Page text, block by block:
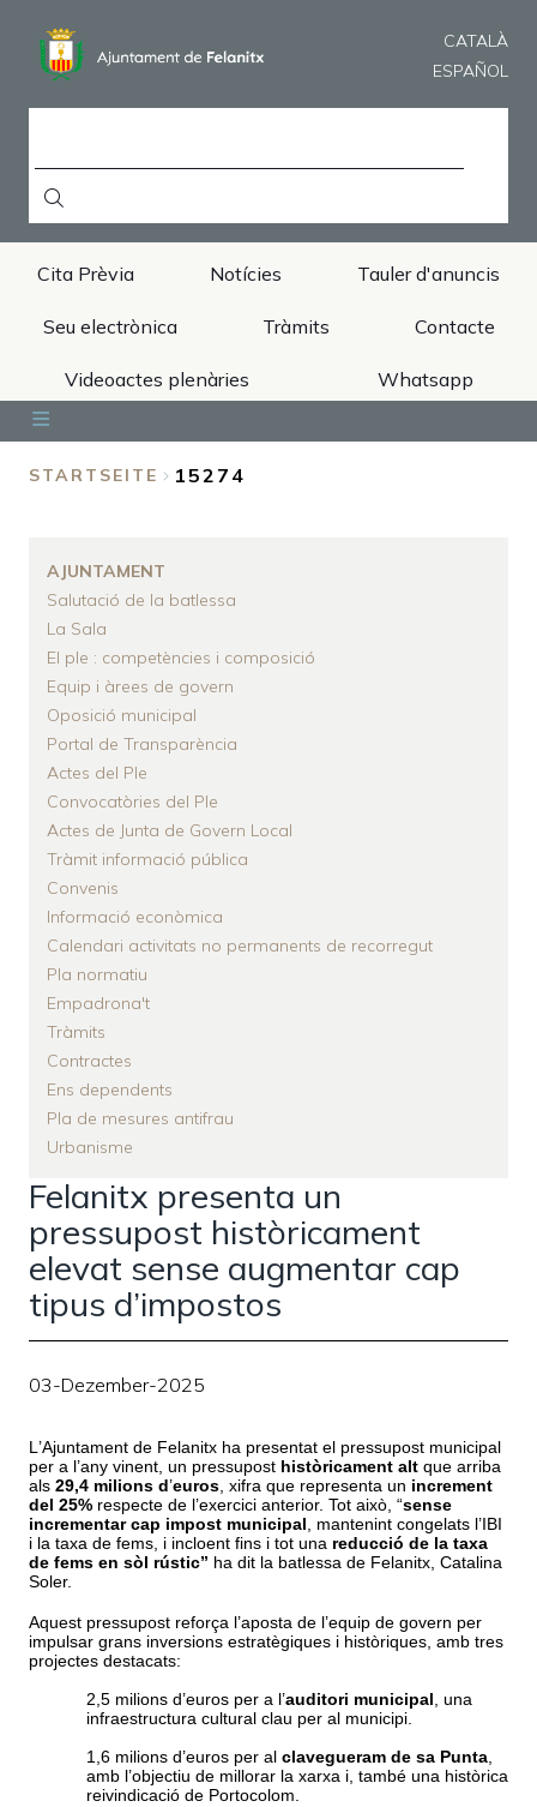
CATALÀ
ESPAÑOL
Cita Prèvia Notícies Tauler d'anuncis
Seu electrònica Tràmits Contacte
Videoactes plenàries Whatsapp
STARTSEITE 15274
AJUNTAMENT
Salutació de la batlessa
La Sala
El ple : competències i composició
Equip i àrees de govern
Oposició municipal
Portal de Transparència
Actes del Ple
Convocatòries del Ple
Actes de Junta de Govern Local
Tràmit informació pública
Convenis
Informació econòmica
Calendari activitats no permanents de recorregut
Pla normatiu
Empadrona't
Tràmits
Contractes
Ens dependents
Pla de mesures antifrau
Urbanisme
Felanitx presenta un
pressupost històricament
elevat sense augmentar cap
tipus d’impostos
03-Dezember-2025
L’Ajuntament de Felanitx ha presentat el pressupost municipal
per a l’any vinent, un pressupost històricament alt que arriba
als 29,4 milions d’euros, xifra que representa un increment
del 25% respecte de l’exercici anterior. Tot això, “sense
incrementar cap impost municipal, mantenint congelats l’IBI
i la taxa de fems, i incloent fins i tot una reducció de la taxa
de fems en sòl rústic” ha dit la batlessa de Felanitx, Catalina
Soler.
Aquest pressupost reforça l’aposta de l’equip de govern per
impulsar grans inversions estratègiques i històriques, amb tres
projectes destacats:
2,5 milions d’euros per a l’auditori municipal, una
infraestructura cultural clau per al municipi.
1,6 milions d’euros per al clavegueram de sa Punta,
amb l’objectiu de millorar la xarxa i, també una històrica
reivindicació de Portocolom.